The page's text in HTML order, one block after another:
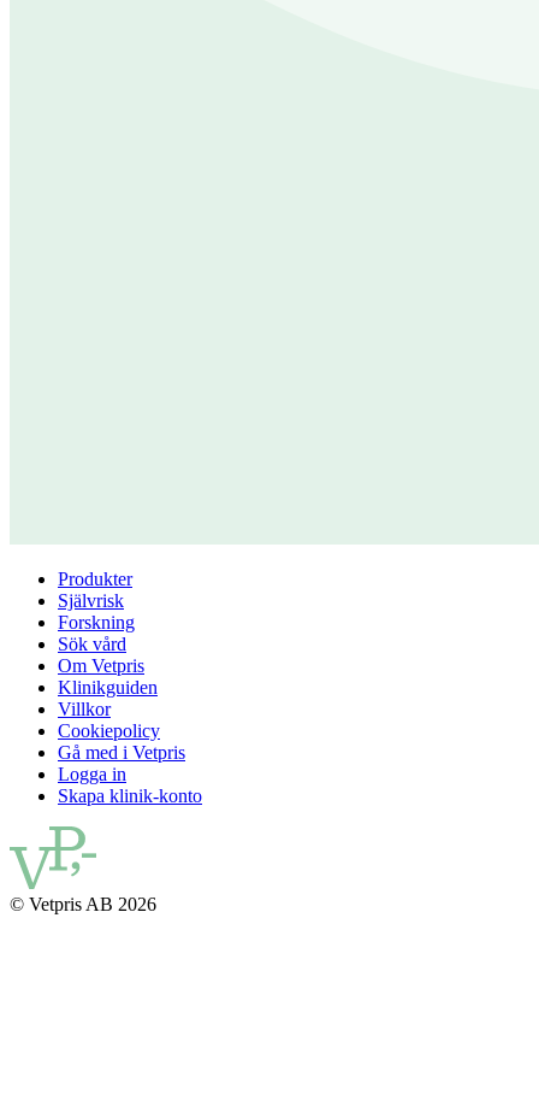
Produkter
Självrisk
Forskning
Sök vård
Om Vetpris
Klinikguiden
Villkor
Cookiepolicy
Gå med i Vetpris
Logga in
Skapa klinik-konto
© Vetpris AB 2026